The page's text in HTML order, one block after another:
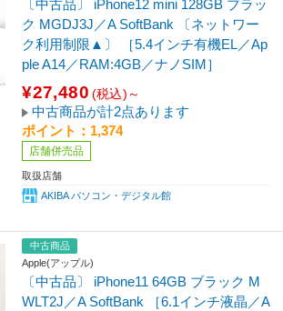
〔中古品〕 iPhone12 mini 128GB ブラッ
ク MGDJ3J／A SoftBank 〔ネットワー
ク利用制限▲〕 ［5.4インチ有機EL／Ap
ple A14／RAM:4GB／ナノSIM］
¥27,480 (税込)～
中古商品が計2点あります
ポイント：1,374
店舗併売品
取扱店舗
AKIBA パソコン・デジタル館
中古商品
Apple(アップル)
〔中古品〕 iPhone11 64GB ブラック M
WLT2J／A SoftBank ［6.1インチ液晶／A